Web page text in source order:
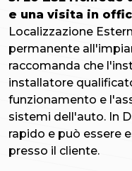
e una visita in
Localizzazione
permanente
raccomanda che
installatore
funzionamento e
sistemi dell'auto. In
rapido e può essere
presso il cliente.